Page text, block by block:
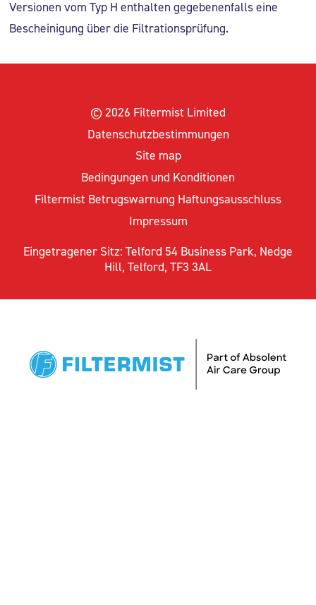
Versionen vom Typ H enthalten gegebenenfalls eine
Bescheinigung über die Filtrationsprüfung.
© 2026 Filtermist Limited
Datenschutzbestimmungen
Site map
Bedingungen und Konditionen
Filtermist Betrugswarnung Haftungsausschluss
Impressum
Eingetragener Sitz: Telford 54 Business Park, Nedge
Hill, Telford, TF3 3AL